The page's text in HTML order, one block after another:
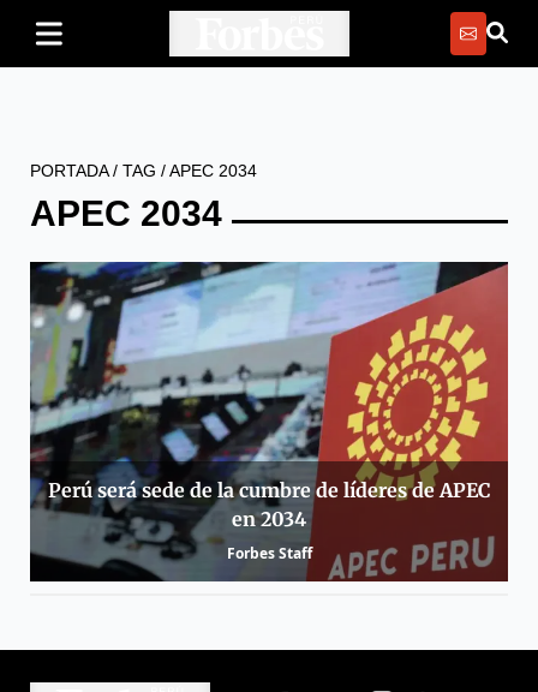
PORTADA/ TAG /APEC 2034
APEC 2034
Perú será sede de la cumbre de líderes de APEC
en 2034
Forbes Staff